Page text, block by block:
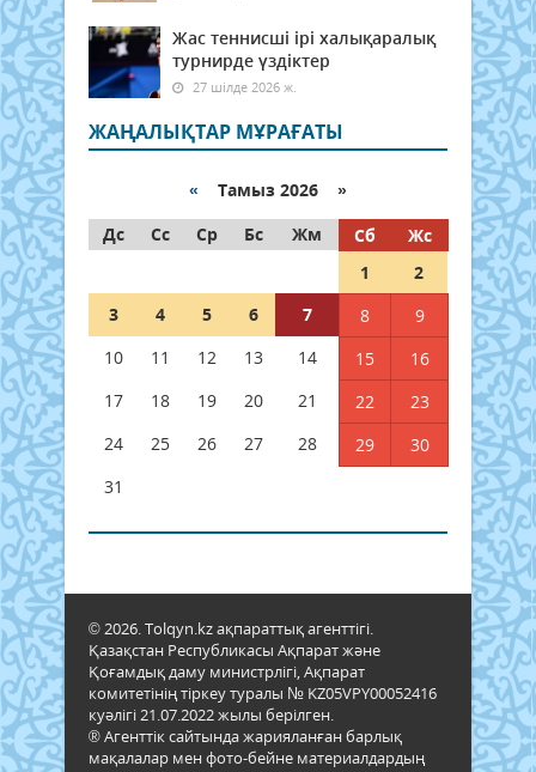
Жас теннисші ірі халықаралық
турнирде үздіктер
27 шілде 2026 ж.
ЖАҢАЛЫҚТАР МҰРАҒАТЫ
« Тамыз 2026 »
Дс
Сс Ср Бс Жм Сб
Жс
1
2
3
4 5 6 7 8
9
10
11 12 13 14 15
16
17
18 19 20 21 22
23
24
25 26 27 28 29
30
31
© 2026. Tolqyn.kz ақпараттық агенттігі.
Қазақстан Республикасы Ақпарат және
Қоғамдық даму министрлігі, Ақпарат
комитетінің тіркеу туралы № KZ05VPY00052416
куәлігі 21.07.2022 жылы берілген.
® Агенттік сайтында жарияланған барлық
мақалалар мен фото-бейне материалдардың